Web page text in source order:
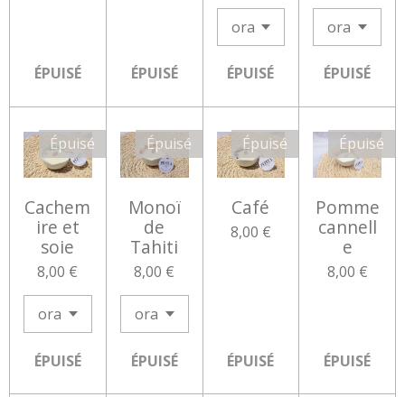
ÉPUISÉ ÉPUISÉ ÉPUISÉ ÉPUISÉ
Épuisé
Cachem
ire et
soie
8,00 €
ÉPUISÉ
Épuisé
Monoï
de
Tahiti
8,00 €
ÉPUISÉ
Épuisé
Café
8,00 €
ÉPUISÉ
Épuisé
Pomme
cannell
e
8,00 €
ÉPUISÉ